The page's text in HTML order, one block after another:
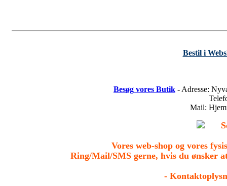
Bestil i
Besøg vores Butik - Adresse:
Mail:
Vores web-shop og vores
Ring/Mail/SMS gerne, hvis du ønsker
-